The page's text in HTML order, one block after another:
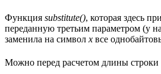
Функция substitute(), которая здесь
переданную третьим параметром (у
заменила на символ x все
Можно перед расчетом длины строки